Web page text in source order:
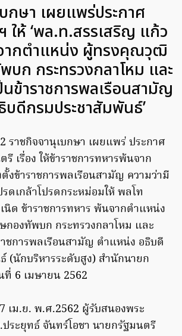
กษา เผยแพร่ประกาศ
ให้ ‘พล.ท.สรรเสริญ แก้ว
ากตำแหน่ง ผู้ทรงคุณวุฒิ
ก กระทรวงกลาโหม และ
ข้าราชการพลเรือนสามัญ
บดีกรมประชาสัมพันธ์’
ราชกิจจานุเบกษา เผยแพร่ ประกาศ
เรื่อง ให้ข้าราชการทหารพ้นจาก
งข้าราชการพลเรือนสามัญ ความว่ามี
รดเกล้าโปรดกระหม่อมให้ พลโท
นิด ข้าราชการทหาร พ้นจากตำแหน่ง
องทัพบก กระทรวงกลาโหม และ
ชการพลเรือนสามัญ ตำแหน่ง อธิบดี
(นักบริหารระดับสูง) สำนักนายก
6 เมษายน 2562
เม.ย. พ.ศ.2562 ผู้รับสนองพระ
ประยุทธ์ จันทร์โอชา นายกรัฐมนตรี